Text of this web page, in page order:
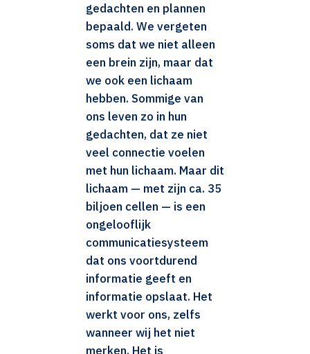
gedachten en plannen
bepaald. We vergeten
soms dat we niet alleen
een brein zijn, maar dat
we ook een lichaam
hebben. Sommige van
ons leven zo in hun
gedachten, dat ze niet
veel connectie voelen
met hun lichaam. Maar dit
lichaam — met zijn ca. 35
biljoen cellen — is een
ongelooflijk
communicatiesysteem
dat ons voortdurend
informatie geeft en
informatie opslaat. Het
werkt voor ons, zelfs
wanneer wij het niet
merken. Het is